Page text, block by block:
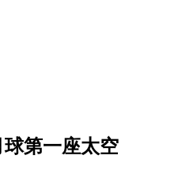
第一座太空